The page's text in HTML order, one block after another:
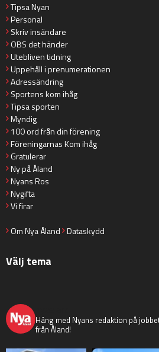
Tipsa Nyan
Personal
Skriv insändare
OBS det händer
Utebliven tidning
Uppehåll i prenumerationen
Adressändring
Sportens kom ihåg
Tipsa sporten
Myndig
100 ord från din förening
Föreningarnas Kom ihåg
Gratulerar
Ny på Åland
Nyans Ros
Nygifta
Vi firar
Om Nya Åland Dataskydd
Välj tema
Häng med Nyans redaktion på
från Åland!